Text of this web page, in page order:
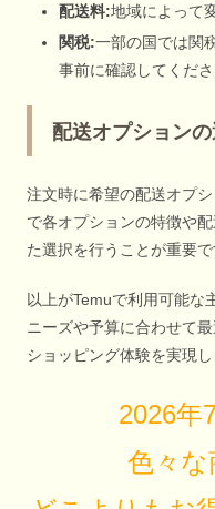
配送料:地域によって
関税:一部の国では関
事前に確認してくださ
配送オプション
注文時に希望の配送オプ
で各オプションの特徴や
た選択を行うことが重要で
以上がTemuで利用可能な
ニーズや予算に合わせて
ショッピング体験を実現し
2026年
色々な